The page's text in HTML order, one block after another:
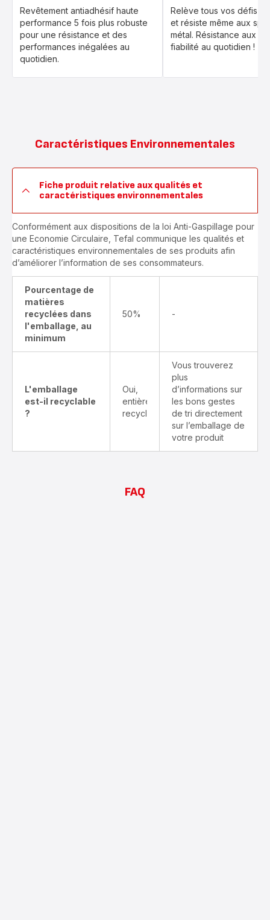
Revêtement antiadhésif haute
performance 5 fois plus robuste
pour une résistance et des
performances inégalées au
quotidien.
Relève tous vos défis
et résiste même aux
métal. Résistance aux
fiabilité au quotidien !
Caractéristiques Environnementales
Fiche produit relative aux qualités et
caractéristiques environnementales
Conformément aux dispositions de la loi Anti-Gaspillage pour
une Economie Circulaire, Tefal communique les qualités et
caractéristiques environnementales de ses produits afin
d’améliorer l’information de ses consommateurs.
Pourcentage de
matières
recyclées dans
l'emballage, au
minimum
50% -
L'emballage
est-il recyclable
?
Oui,
entièrement
recyclable
Vous trouverez
plus
d’informations sur
les bons gestes
de tri directement
sur l’emballage de
votre produit
FAQ